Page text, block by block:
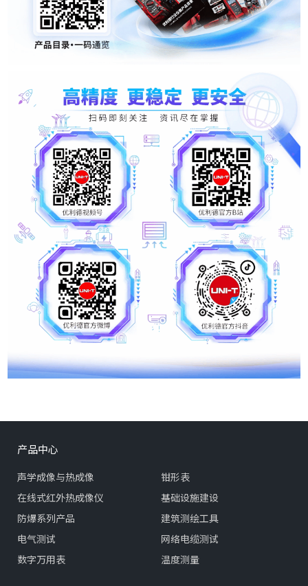
产品中心
声学成像与热成像
在线式红外热成像仪
防爆系列产品
电气测试
数字万用表
钳形表
基础设施建设
建筑测绘工具
网络电缆测试
温度测量